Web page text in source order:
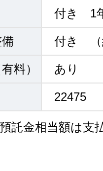
付き 1
付き （
料） あり
22475
託金相当額は支